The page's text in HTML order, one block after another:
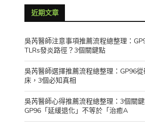
近期文章
吳芮醫師注意事項推薦流程總整理：
TLRs發炎路徑？3個關鍵點
吳芮醫師選擇推薦流程總整理：GP96
床，3個必知真相
吳芮醫師心得推薦流程總整理：3個關
GP96「延緩退化」不等於「治癒A